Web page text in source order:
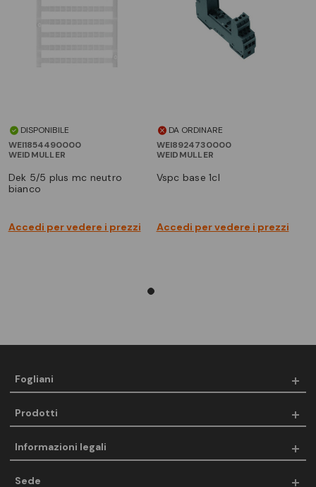
DISPONIBILE
WEI1854490000
WEIDMULLER
dek 5/5 plus mc neutro
bianco
Accedi per vedere i prezzi
DA ORDINARE
WEI8924730000
WEIDMULLER
vspc base 1cl
Accedi per vedere i prezzi
Fogliani
Prodotti
Informazioni legali
Sede